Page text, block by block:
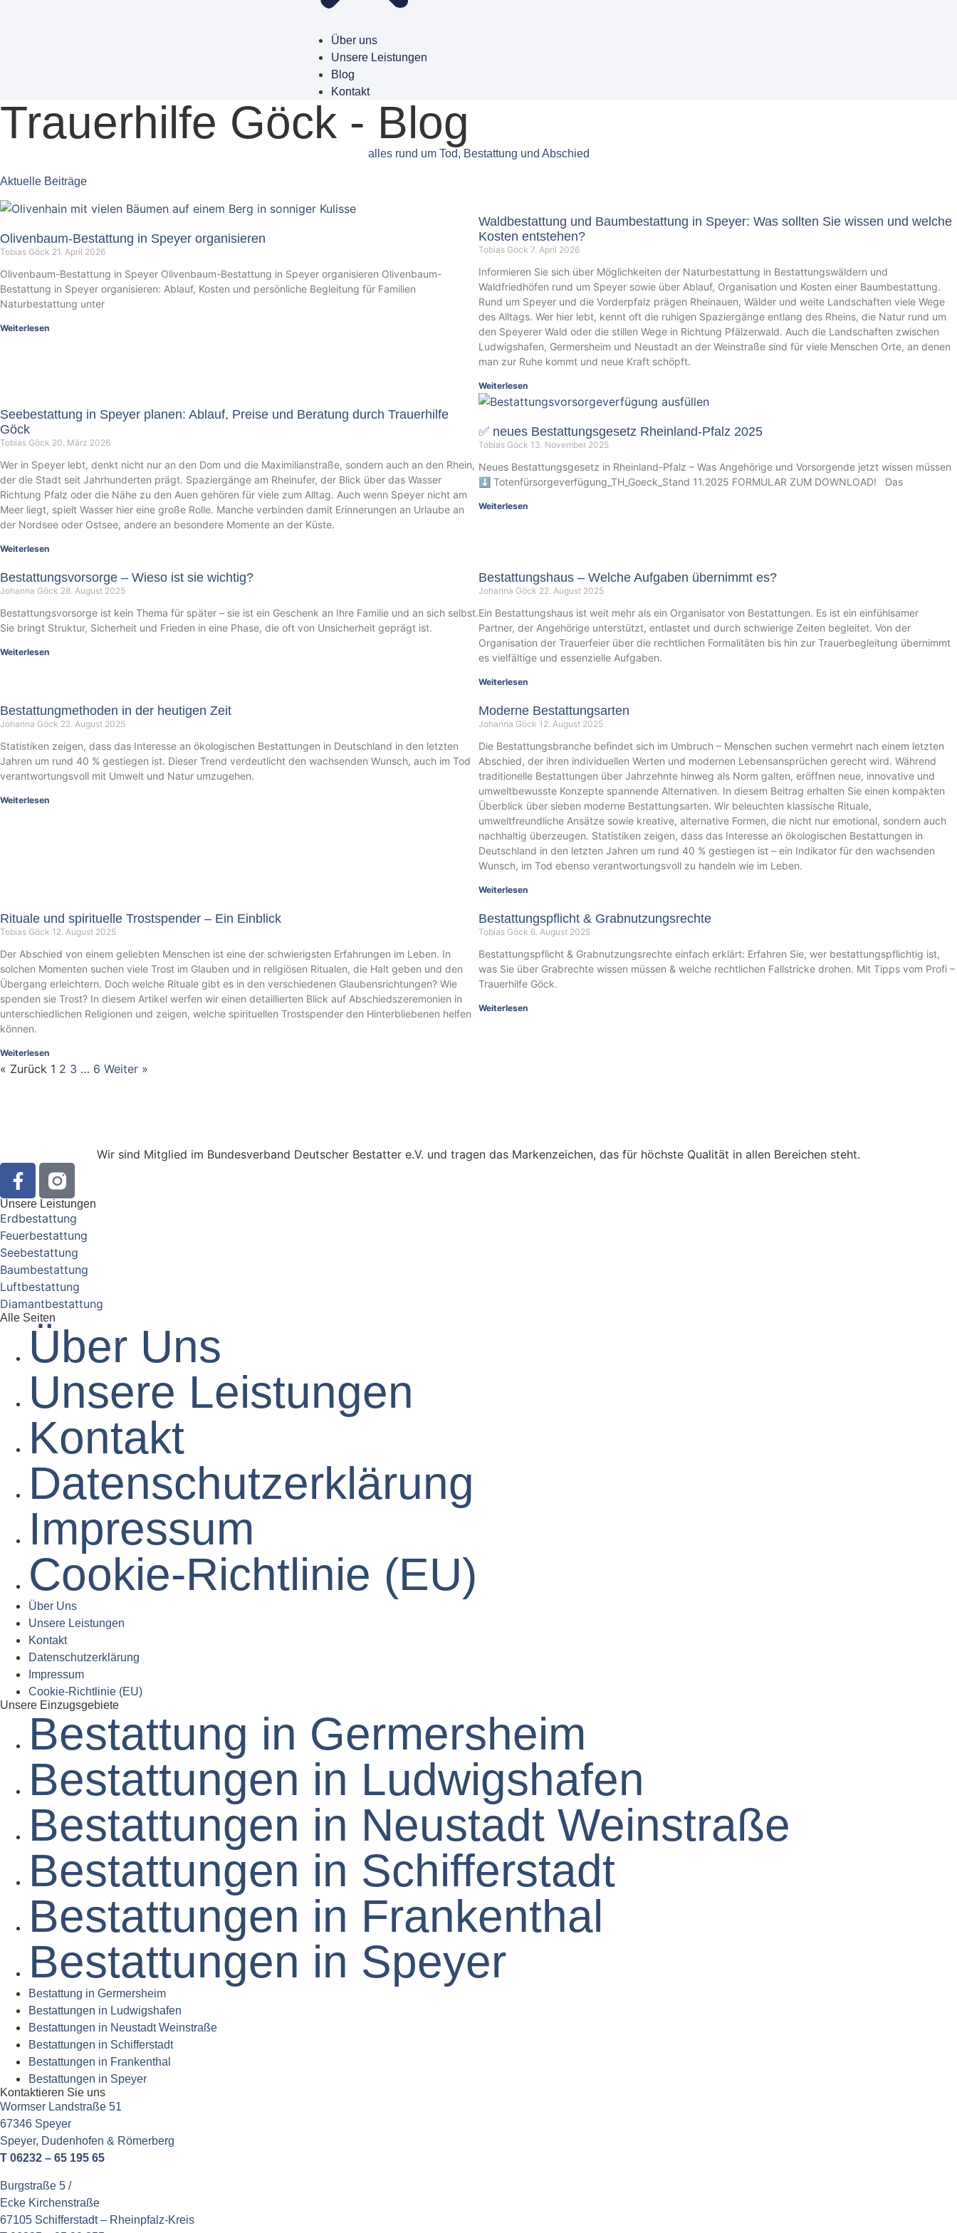
Über uns
Unsere Leistungen
Blog
Kontakt
Trauerhilfe Göck - Blog
alles rund um Tod, Bestattung und Abschied
Aktuelle Beiträge
Olivenbaum-Bestattung in Speyer organisieren
Tobias Göck 21. April 2026
Olivenbaum-Bestattung in Speyer Olivenbaum-Bestattung in Speyer organisieren Olivenbaum-
Bestattung in Speyer organisieren: Ablauf, Kosten und persönliche Begleitung für Familien
Naturbestattung unter
Weiterlesen
Waldbestattung und Baumbestattung in Speyer: Was sollten Sie wissen und welche
Kosten entstehen?
Tobias Göck 7. April 2026
Informieren Sie sich über Möglichkeiten der Naturbestattung in Bestattungswäldern und
Waldfriedhöfen rund um Speyer sowie über Ablauf, Organisation und Kosten einer Baumbestattung.
Rund um Speyer und die Vorderpfalz prägen Rheinauen, Wälder und weite Landschaften viele Wege
des Alltags. Wer hier lebt, kennt oft die ruhigen Spaziergänge entlang des Rheins, die Natur rund um
den Speyerer Wald oder die stillen Wege in Richtung Pfälzerwald. Auch die Landschaften zwischen
Ludwigshafen, Germersheim und Neustadt an der Weinstraße sind für viele Menschen Orte, an denen
man zur Ruhe kommt und neue Kraft schöpft.
Weiterlesen
Seebestattung in Speyer planen: Ablauf, Preise und Beratung durch Trauerhilfe
Göck
Tobias Göck 20. März 2026
Wer in Speyer lebt, denkt nicht nur an den Dom und die Maximilianstraße, sondern auch an den Rhein,
der die Stadt seit Jahrhunderten prägt. Spaziergänge am Rheinufer, der Blick über das Wasser
Richtung Pfalz oder die Nähe zu den Auen gehören für viele zum Alltag. Auch wenn Speyer nicht am
Meer liegt, spielt Wasser hier eine große Rolle. Manche verbinden damit Erinnerungen an Urlaube an
der Nordsee oder Ostsee, andere an besondere Momente an der Küste.
Weiterlesen
✅ neues Bestattungsgesetz Rheinland-Pfalz 2025
Tobias Göck 13. November 2025
Neues Bestattungsgesetz in Rheinland-Pfalz – Was Angehörige und Vorsorgende jetzt wissen müssen
⬇️ Totenfürsorgeverfügung_TH_Goeck_Stand 11.2025 FORMULAR ZUM DOWNLOAD! Das
Weiterlesen
Bestattungsvorsorge – Wieso ist sie wichtig?
Johanna Göck 28. August 2025
Bestattungsvorsorge ist kein Thema für später – sie ist ein Geschenk an Ihre Familie und an sich selbst.
Sie bringt Struktur, Sicherheit und Frieden in eine Phase, die oft von Unsicherheit geprägt ist.
Weiterlesen
Bestattungshaus – Welche Aufgaben übernimmt es?
Johanna Göck 22. August 2025
Ein Bestattungshaus ist weit mehr als ein Organisator von Bestattungen. Es ist ein einfühlsamer
Partner, der Angehörige unterstützt, entlastet und durch schwierige Zeiten begleitet. Von der
Organisation der Trauerfeier über die rechtlichen Formalitäten bis hin zur Trauerbegleitung übernimmt
es vielfältige und essenzielle Aufgaben.
Weiterlesen
Bestattungmethoden in der heutigen Zeit
Johanna Göck 22. August 2025
Statistiken zeigen, dass das Interesse an ökologischen Bestattungen in Deutschland in den letzten
Jahren um rund 40 % gestiegen ist. Dieser Trend verdeutlicht den wachsenden Wunsch, auch im Tod
verantwortungsvoll mit Umwelt und Natur umzugehen.
Weiterlesen
Moderne Bestattungsarten
Johanna Göck 12. August 2025
Die Bestattungsbranche befindet sich im Umbruch – Menschen suchen vermehrt nach einem letzten
Abschied, der ihren individuellen Werten und modernen Lebensansprüchen gerecht wird. Während
traditionelle Bestattungen über Jahrzehnte hinweg als Norm galten, eröffnen neue, innovative und
umweltbewusste Konzepte spannende Alternativen. In diesem Beitrag erhalten Sie einen kompakten
Überblick über sieben moderne Bestattungsarten. Wir beleuchten klassische Rituale,
umweltfreundliche Ansätze sowie kreative, alternative Formen, die nicht nur emotional, sondern auch
nachhaltig überzeugen. Statistiken zeigen, dass das Interesse an ökologischen Bestattungen in
Deutschland in den letzten Jahren um rund 40 % gestiegen ist – ein Indikator für den wachsenden
Wunsch, im Tod ebenso verantwortungsvoll zu handeln wie im Leben.
Weiterlesen
Rituale und spirituelle Trostspender – Ein Einblick
Tobias Göck 12. August 2025
Der Abschied von einem geliebten Menschen ist eine der schwierigsten Erfahrungen im Leben. In
solchen Momenten suchen viele Trost im Glauben und in religiösen Ritualen, die Halt geben und den
Übergang erleichtern. Doch welche Rituale gibt es in den verschiedenen Glaubensrichtungen? Wie
spenden sie Trost? In diesem Artikel werfen wir einen detaillierten Blick auf Abschiedszeremonien in
unterschiedlichen Religionen und zeigen, welche spirituellen Trostspender den Hinterbliebenen helfen
können.
Weiterlesen
Bestattungspflicht & Grabnutzungsrechte
Tobias Göck 6. August 2025
Bestattungspflicht & Grabnutzungsrechte einfach erklärt: Erfahren Sie, wer bestattungspflichtig ist,
was Sie über Grabrechte wissen müssen & welche rechtlichen Fallstricke drohen. Mit Tipps vom Profi –
Trauerhilfe Göck.
Weiterlesen
« Zurück 1 2 3 … 6 Weiter »
Wir sind Mitglied im Bundesverband Deutscher Bestatter e.V. und tragen das Markenzeichen, das für höchste Qualität in allen Bereichen steht.
Unsere Leistungen
Erdbestattung
Feuerbestattung
Seebestattung
Baumbestattung
Luftbestattung
Diamantbestattung
Alle Seiten
Über Uns
Unsere Leistungen
Kontakt
Datenschutz­erklärung
Impressum
Cookie-Richtlinie (EU)
Über Uns
Unsere Leistungen
Kontakt
Datenschutz­erklärung
Impressum
Cookie-Richtlinie (EU)
Unsere Einzugsgebiete
Bestattung in Germersheim
Bestattungen in Ludwigshafen
Bestattungen in Neustadt Weinstraße
Bestattungen in Schifferstadt
Bestattungen in Frankenthal
Bestattungen in Speyer
Bestattung in Germersheim
Bestattungen in Ludwigshafen
Bestattungen in Neustadt Weinstraße
Bestattungen in Schifferstadt
Bestattungen in Frankenthal
Bestattungen in Speyer
Kontaktieren Sie uns
Wormser Landstraße 51
67346 Speyer
Speyer, Dudenhofen & Römerberg
T 06232 – 65 195 65
Burgstraße 5 /
Ecke Kirchenstraße
67105 Schifferstadt – Rheinpfalz-Kreis